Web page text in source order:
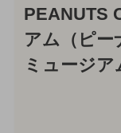
PEANUTS
アム（ピー
ミュージア